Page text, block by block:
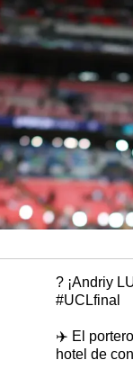
? ¡Andriy
#UCLfinal
✈️ El
hotel de